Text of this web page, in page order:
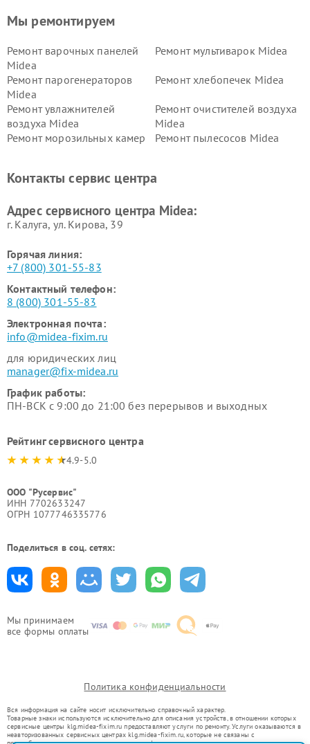
Мы принимаем
все формы оплаты
Мы ремонтируем
Ремонт варочных панелей
Midea
Ремонт мультиварок Midea
Ремонт парогенераторов
Midea
Ремонт хлебопечек Midea
Ремонт увлажнителей
воздуха Midea
Ремонт очистителей воздуха
Midea
Ремонт морозильных камер
Ремонт пылесосов Midea
пылесосов Midea
Midea
Контакты сервис центра
Адрес сервисного центра Midea:
г. Калуга, ул. Кирова, 39
Горячая линия:
+7 (800) 301-55-83
Контактный телефон:
8 (800) 301-55-83
Электронная почта:
info@midea-fixim.ru
для юридических лиц
manager@fix-midea.ru
График работы:
ПН-ВСК с 9:00 до 21:00 без перерывов и выходных
Рейтинг сервисного центра
4.9-5.0
ООО "Русервис"
ИНН 7702633247
ОГРН 1077746335776
Поделиться в соц. сетях:
Политика конфиденциальности
Вся информация на сайте носит исключительно справочный характер.
Товарные знаки используются исключительно для описания устройств, в отношении которых
сервисные центры klg.midea-fixim.ru предоставляют услуги по ремонту. Услуги оказываются в
неавторизованных сервисных центрах klg.midea-fixim.ru, которые не связаны с